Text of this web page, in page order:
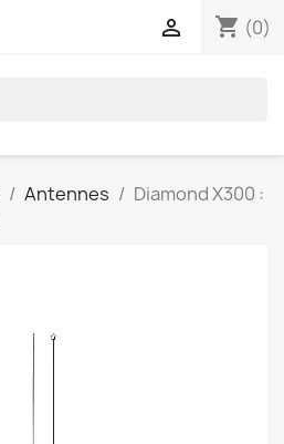
shopping_cart (0)

Antennes
Diamond X300 :